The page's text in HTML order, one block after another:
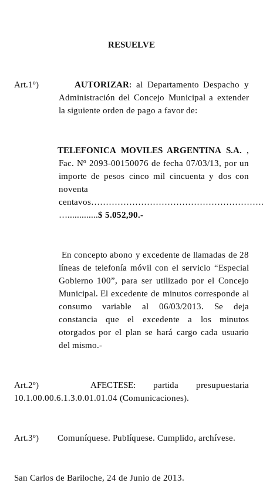
Bariloche, Municipio intercultural
Entrega de distinciones
RESUELVE
Art.1º) AUTORIZAR: al Departamento Despacho y
Administración del Concejo Municipal a extender
la siguiente orden de pago a favor de:
TELEFONICA MOVILES ARGENTINA S.A. ,
Fac. Nº 2093-00150076 de fecha 07/03/13, por un
importe de pesos cinco mil cincuenta y dos con
noventa
….............$ 5.052,90.-
En concepto abono y excedente de llamadas de 28
líneas de telefonía móvil con el servicio “Especial
Gobierno 100”, para ser utilizado por el Concejo
Municipal. El excedente de minutos corresponde al
consumo variable al 06/03/2013. Se deja
constancia que el excedente a los minutos
otorgados por el plan se hará cargo cada usuario
del mismo.-
Art.2º) AFECTESE: partida presupuestaria
10.1.00.00.6.1.3.0.01.01.04 (Comunicaciones).
Art.3º) Comuníquese. Publíquese. Cumplido, archívese.
San Carlos de Bariloche, 24 de Junio de 2013.